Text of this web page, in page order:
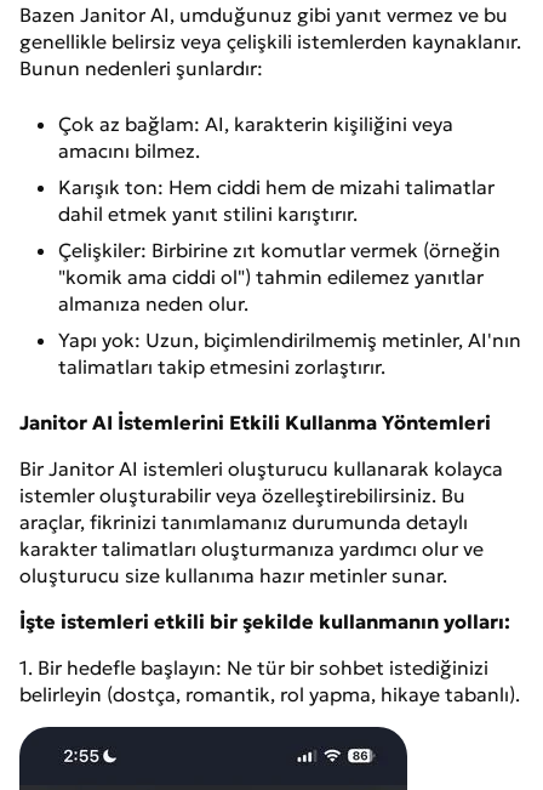
Bazen Janitor AI, umduğunuz gibi yanıt vermez ve bu
genellikle belirsiz veya çelişkili istemlerden kaynaklanır.
Bunun nedenleri şunlardır:
Çok az bağlam: AI, karakterin kişiliğini veya
amacını bilmez.
Karışık ton: Hem ciddi hem de mizahi talimatlar
dahil etmek yanıt stilini karıştırır.
Çelişkiler: Birbirine zıt komutlar vermek (örneğin
"komik ama ciddi ol") tahmin edilemez yanıtlar
almanıza neden olur.
Yapı yok: Uzun, biçimlendirilmemiş metinler, AI'nın
talimatları takip etmesini zorlaştırır.
Janitor AI İstemlerini Etkili Kullanma Yöntemleri
Bir Janitor AI istemleri oluşturucu kullanarak kolayca
istemler oluşturabilir veya özelleştirebilirsiniz. Bu
araçlar, fikrinizi tanımlamanız durumunda detaylı
karakter talimatları oluşturmanıza yardımcı olur ve
oluşturucu size kullanıma hazır metinler sunar.
İşte istemleri etkili bir şekilde kullanmanın yolları:
1. Bir hedefle başlayın: Ne tür bir sohbet istediğinizi
belirleyin (dostça, romantik, rol yapma, hikaye tabanlı).